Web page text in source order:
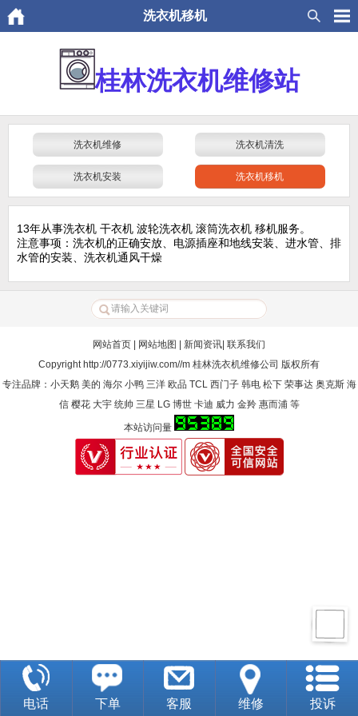
洗衣机移机
桂林洗衣机维修站
洗衣机维修 洗衣机清洗
洗衣机安装 洗衣机移机
13年从事洗衣机 干衣机 波轮洗衣机 滚筒洗衣机 移机服务。
注意事项：洗衣机的正确安放、电源插座和地线安装、进水管、排
水管的安装、洗衣机通风干燥
网站首页 网站地图 新闻资讯 联系我们
Copyright http://0773.xiyijiw.com//m 桂林洗衣机维修公司 版权所有
专注品牌：小天鹅 美的 海尔 小鸭 三洋 欧品 TCL 西门子 韩电 松下 荣事达 奥克斯 海
信 樱花 大宇 统帅 三星 LG 博世 卡迪 威力 金羚 惠而浦 等
本站访问量
电话 下单 客服 维修 投诉